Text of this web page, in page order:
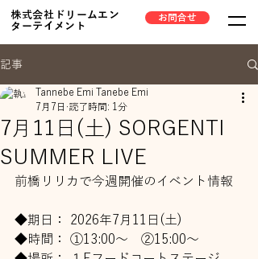
株式会社ドリームエン
ターテイメント
お問合せ
記事
7月11日(土) SORGENTI
SUMMER LIVE
Tannebe Emi Tanebe Emi
7月7日 読了時間: 1分
前橋リリカで今週開催のイベント情報
◆期日： 2026年7月11日(土)
◆時間： ①13:00～　②15:00～